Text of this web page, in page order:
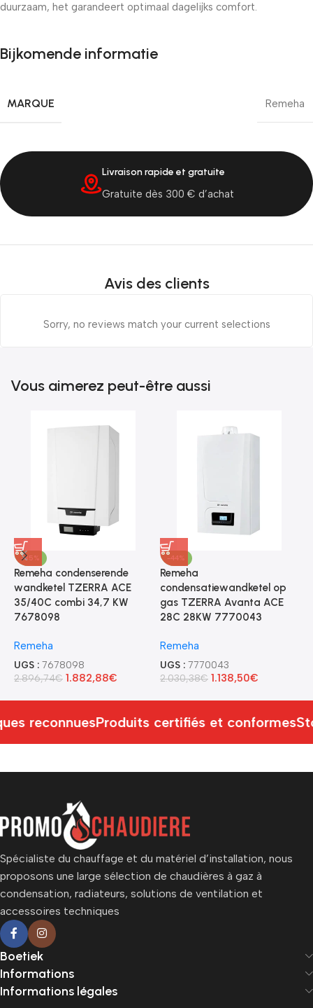
duurzaam, het garandeert optimaal dagelijks comfort.
Bijkomende informatie
MARQUE Remeha
Livraison rapide et gratuite
Gratuite dès 300 € d’achat
Avis des clients
Sorry, no reviews match your current selections
Vous aimerez peut-être aussi
-35%
Remeha condenserende
wandketel TZERRA ACE
35/40C combi 34,7 KW
7678098
Remeha
UGS : 7678098
2.896,74€ 1.882,88€
-44%
Remeha
condensatiewandketel op
gas TZERRA Avanta ACE
28C 28KW 7770043
Remeha
UGS : 7770043
2.030,38€ 1.138,50€
reconnuesProduits certifiés et conformes
Spécialiste du chauffage et du matériel d’installation, nous
proposons une large sélection de chaudières à gaz à
condensation, radiateurs, solutions de ventilation et
accessoires techniques
Boetiek
Informations
Informations légales